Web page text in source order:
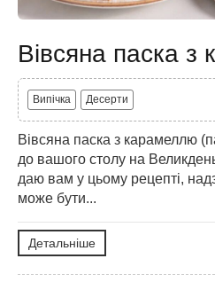
Вівсяна паска з
Випічка Десерти
Вівсяна паска з карамеллю
до вашого столу на
даю вам у цьому рецепті,
може бути...
Детальніше